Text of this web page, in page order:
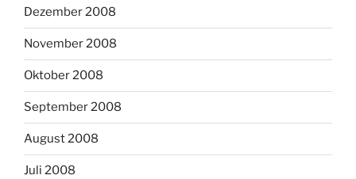
Dezember 2008
November 2008
Oktober 2008
September 2008
August 2008
Juli 2008